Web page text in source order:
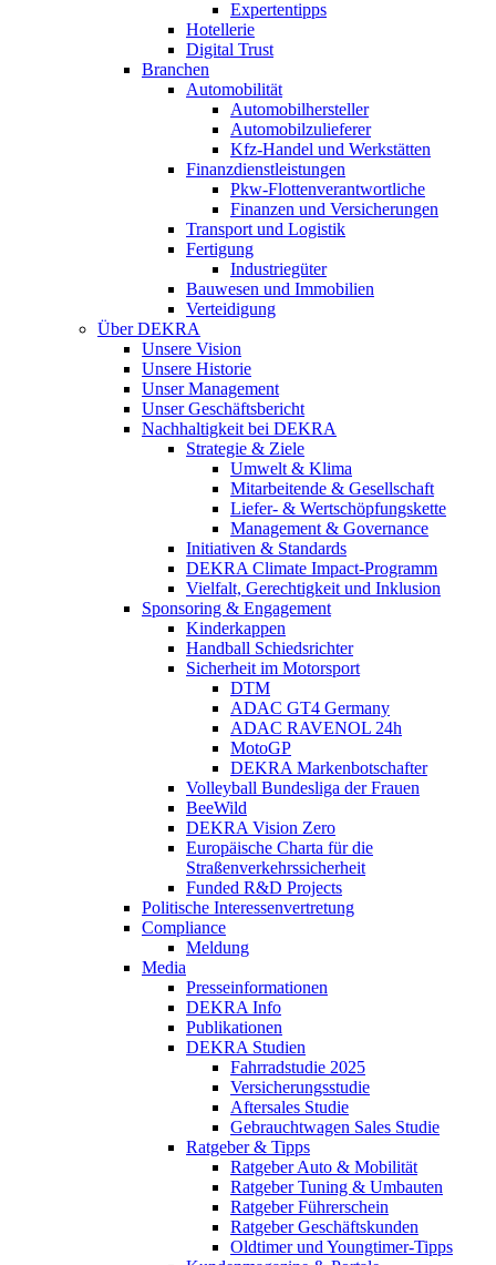
Expertentipps
Hotellerie
Digital Trust
Branchen
Automobilität
Automobilhersteller
Automobilzulieferer
Kfz-Handel und Werkstätten
Finanzdienstleistungen
Pkw‑Flottenverantwortliche
Finanzen und Versicherungen
Transport und Logistik
Fertigung
Industriegüter
Bauwesen und Immobilien
Verteidigung
Über DEKRA
Unsere Vision
Unsere Historie
Unser Management
Unser Geschäftsbericht
Nachhaltigkeit bei DEKRA
Strategie & Ziele
Umwelt & Klima
Mitarbeitende & Gesellschaft
Liefer- & Wertschöpfungskette
Management & Governance
Initiativen & Standards
DEKRA Climate Impact-Programm
Vielfalt, Gerechtigkeit und Inklusion​
Sponsoring & Engagement
Kinderkappen
Handball Schiedsrichter
Sicherheit im Motorsport
DTM
ADAC GT4 Germany
ADAC RAVENOL 24h
MotoGP
DEKRA Markenbotschafter
Volleyball Bundesliga der Frauen
BeeWild
DEKRA Vision Zero
Europäische Charta für die
Straßenverkehrssicherheit
Funded R&D Projects
Politische Interessenvertretung
Compliance
Meldung
Media
Presseinformationen
DEKRA Info
Publikationen
DEKRA Studien
Fahrradstudie 2025
Versicherungsstudie
Aftersales Studie
Gebrauchtwagen Sales Studie
Ratgeber & Tipps
Ratgeber Auto & Mobilität
Ratgeber Tuning & Umbauten
Ratgeber Führerschein
Ratgeber Geschäftskunden
Oldtimer und Youngtimer-Tipps